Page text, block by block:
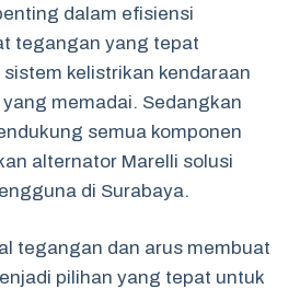
dalam efisiensi
tegangan yang tepat
kelistrikan kendaraan
memadai. Sedangkan
semua komponen
alternator Marelli solusi
di Surabaya.
tegangan dan arus membuat
pilihan yang tepat untuk